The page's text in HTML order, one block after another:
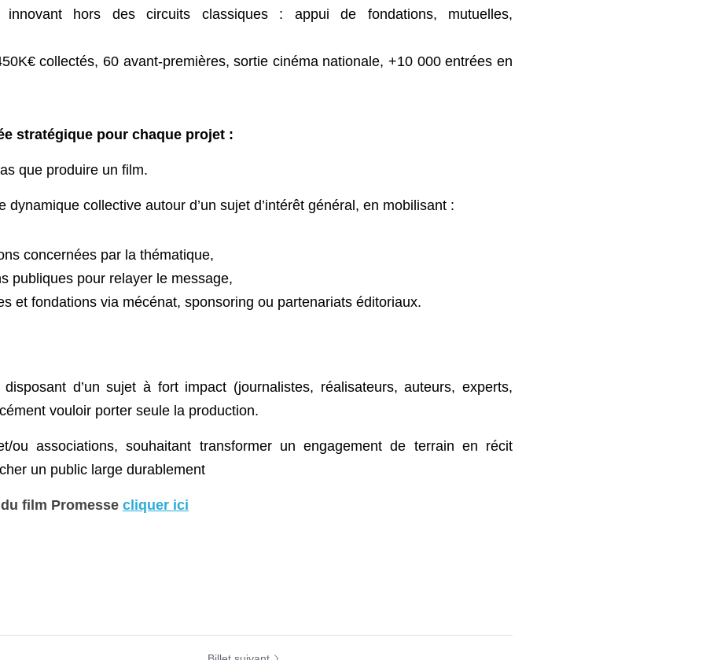
innovant hors des circuits classiques : appui de fondations, mutuelles,
collectés, 60 avant-premières, sortie cinéma nationale, +10 000 entrées
stratégique pour chaque projet :
que produire un film.
dynamique collective autour d’un sujet d’intérêt général, en mobilisant :
concernées par la thématique,
publiques pour relayer le message,
et fondations via mécénat, sponsoring ou partenariats éditoriaux.
d’un sujet à fort impact (journalistes, réalisateurs, auteurs, experts,
vouloir porter seule la production.
ou associations, souhaitant transformer un engagement de terrain en récit
un public large durablement
du film Promesse cliquer ici